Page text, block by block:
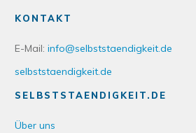
KONTAKT
E-Mail: info@selbststaendigkeit.de
selbststaendigkeit.de
SELBSTSTAENDIGKEIT.DE
Über uns